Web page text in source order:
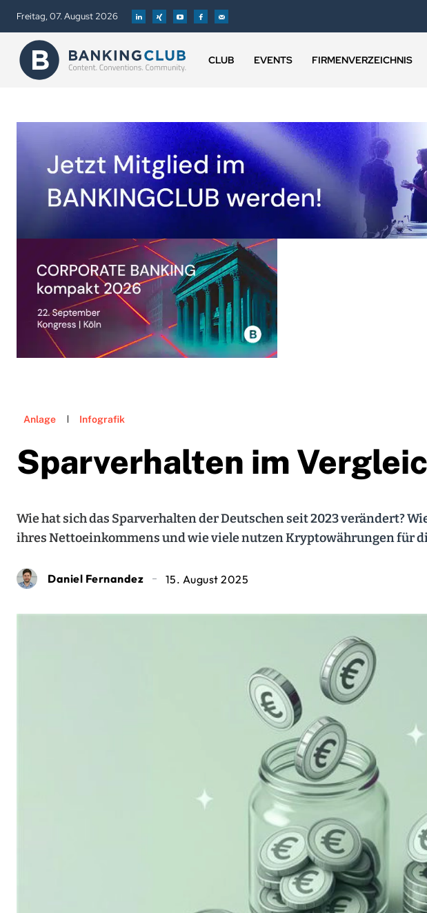
Freitag, 07. August 2026
CLUB EVENTS FIRMENVERZEICHNIS
Anlage Infografik
Sparverhalten im
Wie hat sich das Sparverhalten der Deutschen seit 2023 verändert?
ihres Nettoeinkommens und wie viele nutzen Kryptowährungen für
Daniel Fernandez 15. August 2025